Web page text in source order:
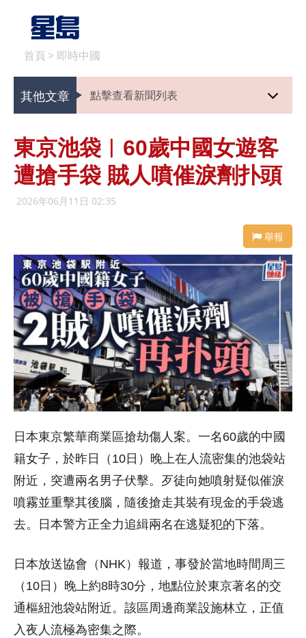
首頁 > 即時中國
其他文章 點擊查看新聞列表
東京池袋︱60歲中國女遊客
遭搶手袋 賊人噴催淚劑扑頭
2026年06月11日 02:35
舉報
日本東京繁華商業區搶劫傷人案。一名60歲的中國
籍女子，於昨日（10日）晚上在人流密集的池袋站
附近，突遭兩名男子伏擊。歹徒向她噴射疑似催淚
噴霧並重擊其後腦，隨後搶走其裝有現金的手袋逃
去。日本警方正全力追緝兩名在逃疑犯的下落。
日本放送協會（NHK）報道，事發於當地時間周三
（10日）晚上約8時30分，地點位於東京著名的交
通樞紐池袋站附近。該區周邊商業設施林立，正值
入夜人流極為密集之際。